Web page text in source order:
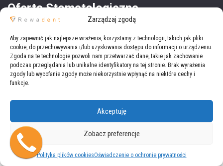
Zarządzaj zgodą
Aby zapewnić jak najlepsze wrażenia, korzystamy z technologii, takich jak pliki
cookie, do przechowywania i/lub uzyskiwania dostępu do informacji o urządzeniu.
Zgoda na te technologie pozwoli nam przetwarzać dane, takie jak zachowanie
podczas przeglądania lub unikalne identyfikatory na tej stronie. Brak wyrażenia
zgody lub wycofanie zgody może niekorzystnie wpłynąć na niektóre cechy i
funkcje.
Akceptuję
Zobacz preferencje
Polityka plików cookiesOświadczenie o ochronie prywatności
Oferta Stomatologiczna
Oferta Medyczna
RewadentWszystkie prawa zastrzeżone.